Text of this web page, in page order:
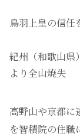
鳥羽上皇の信任
紀州（和歌山県
より全山焼失
高野山や京都に
を智積院の住職